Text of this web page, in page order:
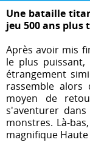
Une bataille
jeu 500 ans plus
Après avoir mis
le plus
étrangement
rassemble
moyen de
s'aventurer
monstres. Là-
magnifique